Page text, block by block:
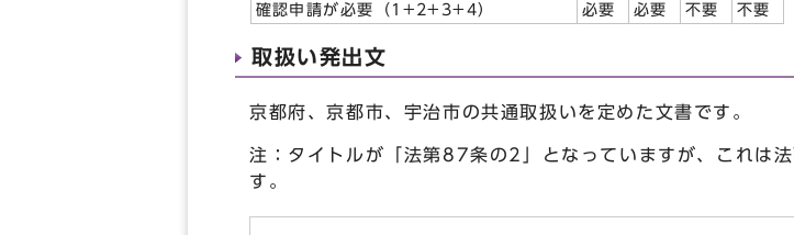
確認申請が必要（1+2+3+4）
必要 必要 不要 不要
取扱い発出文
京都府、京都市、宇治市の共通取扱いを定めた文書です。
注：タイトルが「法第87条の2」となっていますが、これは
す。